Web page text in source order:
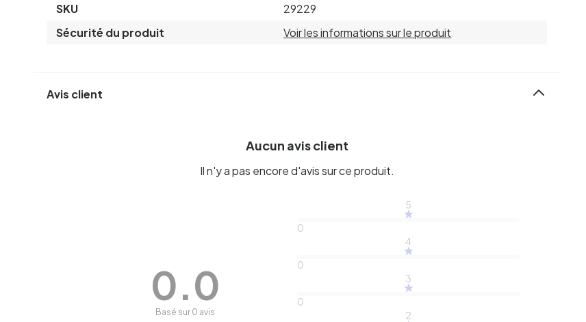
SKU
29229
Sécurité du produit
Voir les informations sur le produit
Avis client
Aucun avis client
Il n'y a pas encore d'avis sur ce produit.
0.0
Basé sur 0 avis
5
0
4
0
3
0
2